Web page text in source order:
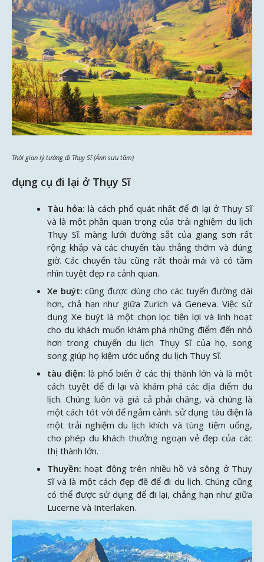
Thời gian lý tưởng đi Thụy Sĩ (Ảnh sưu tầm)
dụng cụ đi lại ở Thụy Sĩ
Tàu hỏa: là cách phổ quát nhất để đi lại ở Thụy Sĩ
và là một phần quan trọng của trải nghiệm du lịch
Thụy Sĩ. màng lưới đường sắt của giang sơn rất
rộng khắp và các chuyến tàu thẳng thớm và đúng
giờ. Các chuyến tàu cũng rất thoải mái và có tầm
nhìn tuyệt đẹp ra cảnh quan.
Xe buýt: cũng được dùng cho các tuyến đường dài
hơn, chả hạn như giữa Zurich và Geneva. Việc sử
dụng Xe buýt là một chọn lọc tiện lợi và linh hoạt
cho du khách muốn khám phá những điểm đến nhỏ
hơn trong chuyến du lịch Thụy Sĩ của họ, song
song giúp họ kiệm ước uổng du lịch Thụy Sĩ.
tàu điện: là phổ biến ở các thị thành lớn và là một
cách tuyệt để đi lại và khám phá các địa điểm du
lịch. Chúng luôn và giá cả phải chăng, và chúng là
một cách tót vời để ngắm cảnh. sử dụng tàu điện là
một trải nghiệm du lịch khích và tùng tiệm uổng,
cho phép du khách thưởng ngoạn vẻ đẹp của các
thị thành lớn.
Thuyền: hoạt động trên nhiều hồ và sông ở Thụy
Sĩ và là một cách đẹp đẽ để đi du lịch. Chúng cũng
có thể được sử dụng để đi lại, chẳng hạn như giữa
Lucerne và Interlaken.